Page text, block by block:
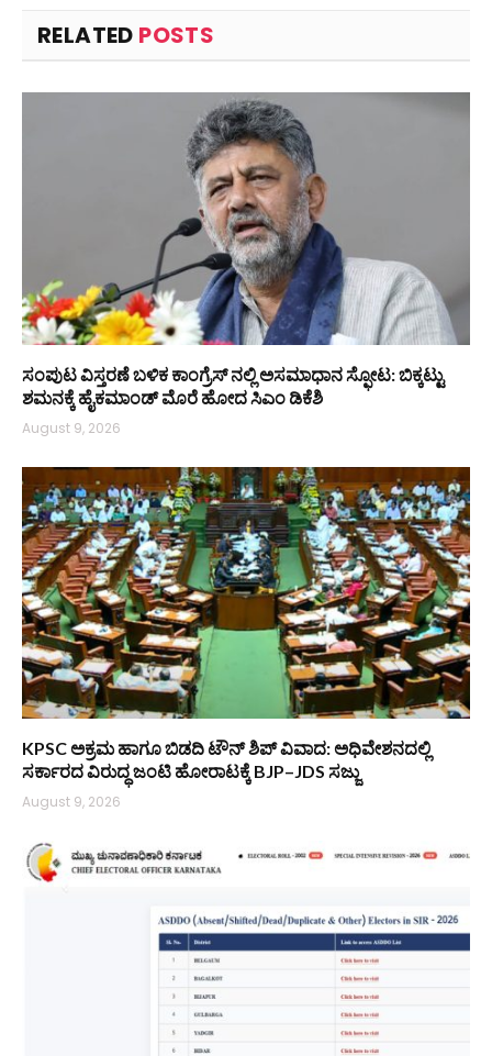
RELATED POSTS
ಸಂಪುಟ ವಿಸ್ತರಣೆ ಬಳಿಕ ಕಾಂಗ್ರೆಸ್‌ ನಲ್ಲಿ ಅಸಮಾಧಾನ ಸ್ಫೋಟ: ಬಿಕ್ಕಟ್ಟು
ಶಮನಕ್ಕೆ ಹೈಕಮಾಂಡ್‌ ಮೊರೆ ಹೋದ ಸಿಎಂ ಡಿಕೆಶಿ
August 9, 2026
KPSC ಅಕ್ರಮ ಹಾಗೂ ಬಿಡದಿ ಟೌನ್‌ ಶಿಪ್ ವಿವಾದ: ಅಧಿವೇಶನದಲ್ಲಿ
ಸರ್ಕಾರದ ವಿರುದ್ಧ ಜಂಟಿ ಹೋರಾಟಕ್ಕೆ BJP–JDS ಸಜ್ಜು
August 9, 2026